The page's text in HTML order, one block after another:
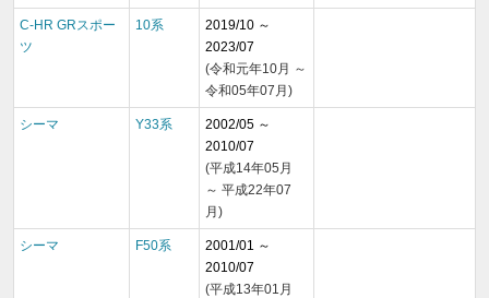
C-HR GRスポー
ツ
10系
2019/10 ～
2023/07
(令和元年10月 ～
令和05年07月)
シーマ Y33系
2002/05 ～
2010/07
(平成14年05月
～ 平成22年07
月)
シーマ F50系
2001/01 ～
2010/07
(平成13年01月